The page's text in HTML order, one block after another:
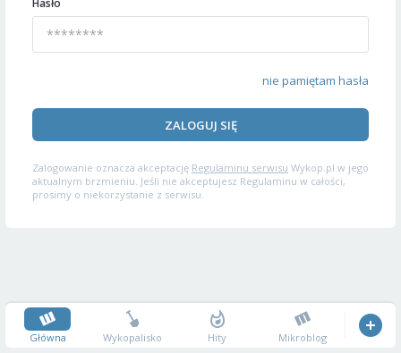
Hasło
nie pamiętam hasła
ZALOGUJ SIĘ
Zalogowanie oznacza akceptację Regulaminu serwisu Wykop.pl w jego
aktualnym brzmieniu. Jeśli nie akceptujesz Regulaminu w całości,
prosimy o niekorzystanie z serwisu.
Główna Wykopalisko Hity Mikroblog